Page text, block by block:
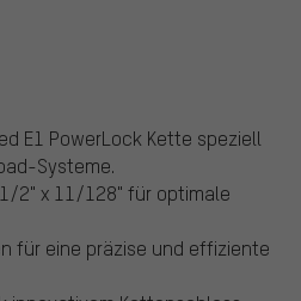
E1 PowerLock Kette speziell
Systeme.
2" x 11/128" für optimale
für eine präzise und effiziente